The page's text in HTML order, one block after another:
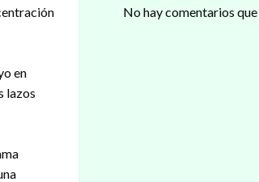
en
lazos
No hay comentarios